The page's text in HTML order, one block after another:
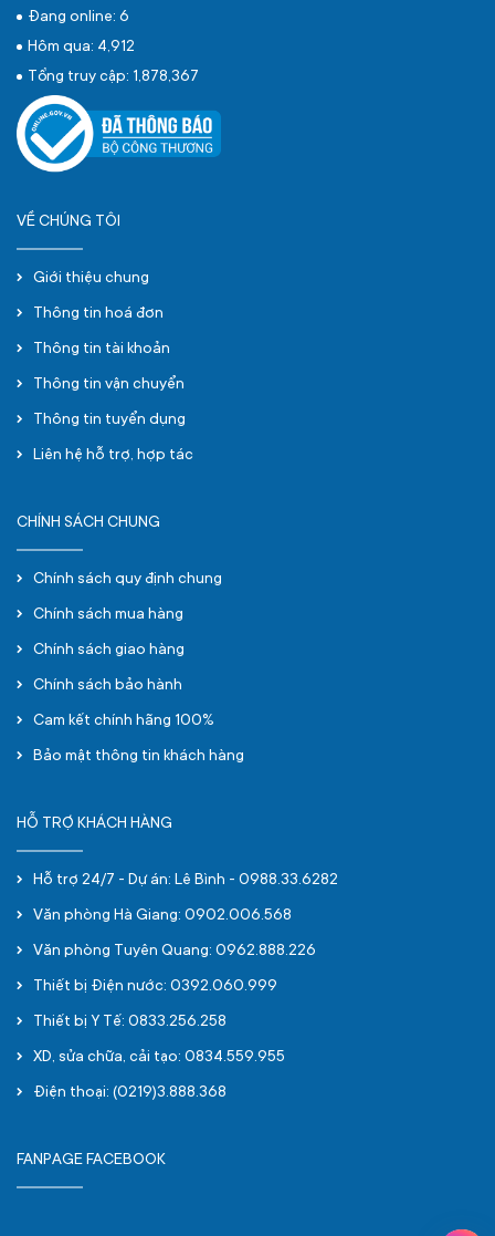
Đang online: 6
Hôm qua: 4,912
Tổng truy cập: 1,878,367
VỀ CHÚNG TÔI
Giới thiệu chung
Thông tin hoá đơn
Thông tin tài khoản
Thông tin vận chuyển
Thông tin tuyển dụng
Liên hệ hỗ trợ, hợp tác
CHÍNH SÁCH CHUNG
Chính sách quy định chung
Chính sách mua hàng
Chính sách giao hàng
Chính sách bảo hành
Cam kết chính hãng 100%
Bảo mật thông tin khách hàng
HỖ TRỢ KHÁCH HÀNG
Hỗ trợ 24/7 - Dự án: Lê Bình - 0988.33.6282
Văn phòng Hà Giang: 0902.006.568
Văn phòng Tuyên Quang: 0962.888.226
Thiết bị Điện nước: 0392.060.999
Thiết bị Y Tế: 0833.256.258
XD, sửa chữa, cải tạo: 0834.559.955
Điện thoại: (0219)3.888.368
FANPAGE FACEBOOK